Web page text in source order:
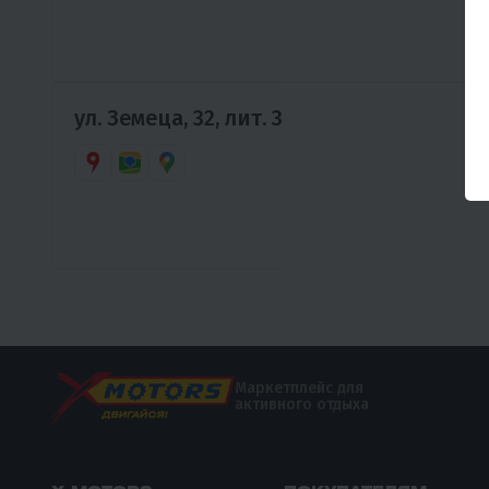
ул. Земеца, 32, лит. 3